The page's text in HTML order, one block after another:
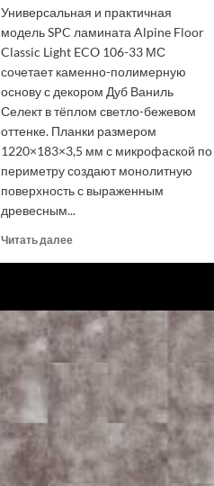
Универсальная и практичная
модель SPC ламината Alpine Floor
Classic Light ECO 106-33 МС
сочетает каменно-полимерную
основу с декором Дуб Ваниль
Селект в тёплом светло-бежевом
оттенке. Планки размером
1220×183×3,5 мм с микрофаской по
периметру создают монолитную
поверхность с выраженным
древесным...
Читать далееПрочитать
Alpine
Floor
Classic
34
мм
ECO